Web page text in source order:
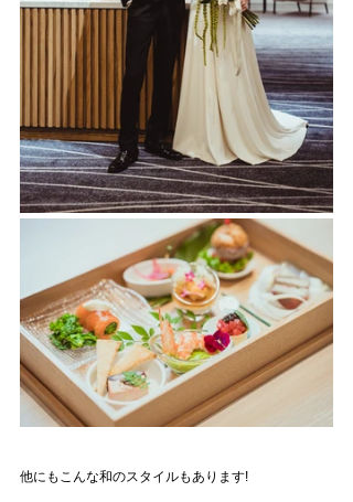
他にもこんな和のスタイルもあります!